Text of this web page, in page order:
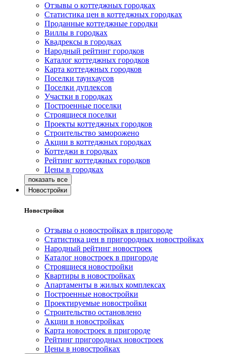
Отзывы о коттеджных городках
Статистика цен в коттеджных городках
Проданные коттеджные городки
Виллы в городках
Квадрексы в городках
Народный рейтинг городков
Каталог коттеджных городков
Карта коттеджных городков
Поселки таунхаусов
Поселки дуплексов
Участки в городках
Построенные поселки
Строящиеся поселки
Проекты коттеджных городков
Строительство заморожено
Акции в коттеджных городках
Коттеджи в городках
Рейтинг коттеджных городков
Цены в городках
Новостройки
Новостройки
Отзывы о новостройках в пригороде
Статистика цен в пригородных новостройках
Народный рейтинг новостроек
Каталог новостроек в пригороде
Строящиеся новостройки
Квартиры в новостройках
Апартаменты в жилых комплексах
Построенные новостройки
Проектируемые новостройки
Строительство остановлено
Акции в новостройках
Карта новостроек в пригороде
Рейтинг пригородных новостроек
Цены в новостройках